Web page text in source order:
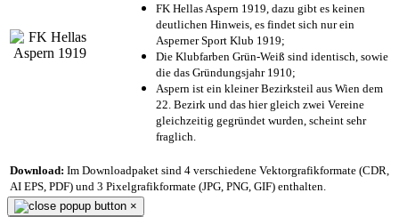
FK Hellas Aspern 1919, dazu gibt es keinen
deutlichen Hinweis, es findet sich nur ein
Asperner Sport Klub 1919;
Die Klubfarben Grün-Weiß sind identisch, sowie
die das Gründungsjahr 1910;
Aspern ist ein kleiner Bezirksteil aus Wien dem
22. Bezirk und das hier gleich zwei Vereine
gleichzeitig gegründet wurden, scheint sehr
fraglich.
Download: Im Downloadpaket sind 4 verschiedene Vektorgrafikformate (CDR,
AI EPS, PDF) und 3 Pixelgrafikformate (JPG, PNG, GIF) enthalten.
×